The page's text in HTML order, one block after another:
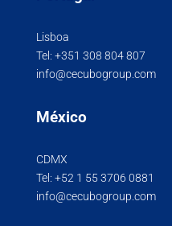
Lisboa
Tel: +351 308 804 807
info@cecubogroup.com
México
CDMX
Tel: +52 1 55 3706 0881
info@cecubogroup.com